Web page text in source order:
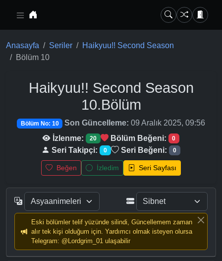
Anasayfa Seriler
Haikyuu!! Second Season
Bölüm 10
Haikyuu!! Second Season
10.Bölüm
Bölüm No: 10 Son Güncelleme: 09 Aralık 2025, 09:56
İzlenme:
20 Bölüm Beğeni: 0
Seri Takipçi: 0 Seri Beğeni: 0
Beğen İzledim Seri Sayfası
Eski bölümler telif yüzünde silindi, Güncellemem zaman
alır tek kişi olduğum için. Yardımcı olmak isteyen olursa
Telegram: @Lordgrim_01 ulaşabilir